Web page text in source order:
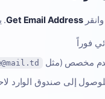
وانقرGet Email Address
.
فوراً
مخصص (مثل
إلى صندوق الوارد